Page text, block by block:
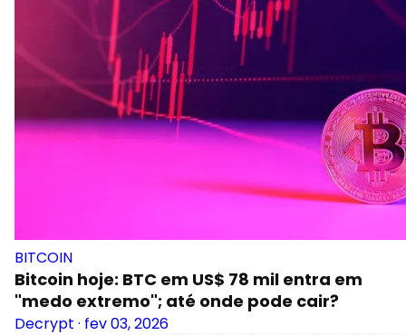
BITCOIN
Bitcoin hoje: BTC em US$ 78 mil entra em
"medo extremo"; até onde pode cair?
Decrypt · fev 03, 2026